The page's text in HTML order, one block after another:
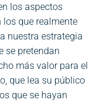
los aspectos
que realmente
nuestra estrategia
se pretendan
más valor para el
que lea su público
que se hayan